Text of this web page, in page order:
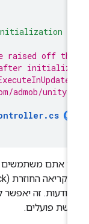
initialization
are raised off
after
admob/unity/
. cs
אתם משתמשים
זה יאפשר
פועלים.